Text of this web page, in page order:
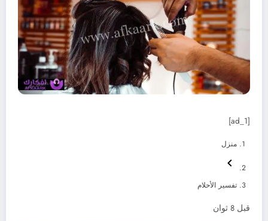
[ad_1]
منزل
تفسير الأحلام
قبل 8 ثوان